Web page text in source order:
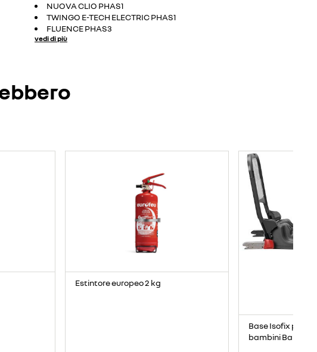
NUOVA CLIO PHAS1
TWINGO E-TECH ELECTRIC PHAS1
FLUENCE PHAS3
vedi di più
Estintore europeo 2 kg
Base Isofix per
bambini Baby